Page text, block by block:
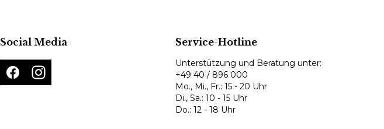
Social Media Service-Hotline
Unterstützung und Beratung unter:
+49 40 / 896 000
Mo., Mi., Fr.: 15 - 20 Uhr
Di., Sa.: 10 - 15 Uhr
Do.: 12 - 18 Uhr